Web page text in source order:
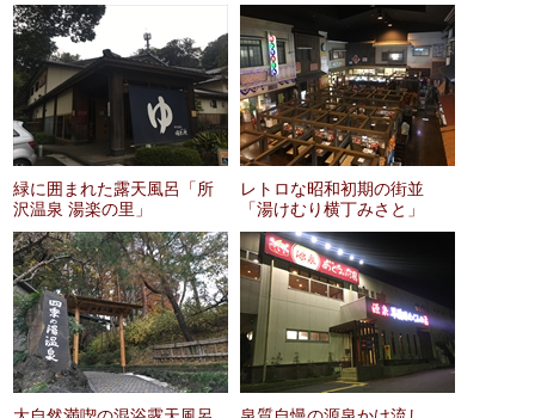
緑に囲まれた露天風呂「所
沢温泉 湯楽の里」
レトロな昭和初期の街並
「湯けむり横丁みさと」